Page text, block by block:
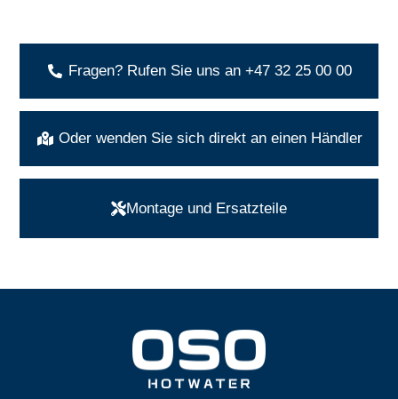
Fragen? Rufen Sie uns an +47 32 25 00 00
Oder wenden Sie sich direkt an einen Händler
Montage und Ersatzteile